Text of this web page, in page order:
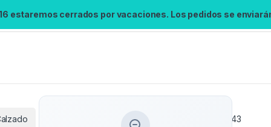
estaremos cerrados por vacaciones. Los pedidos se
Fox Zapatillas Explorer Trainer V2 – Sz 9 / 43